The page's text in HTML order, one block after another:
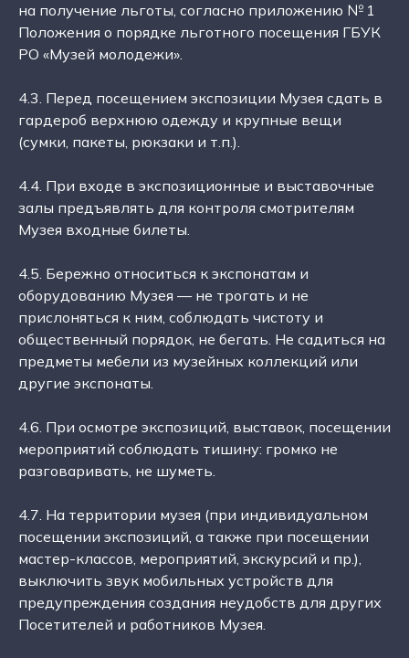
на получение льготы, согласно приложению № 1
Положения о порядке льготного посещения ГБУК
РО «Музей молодежи».
4.3. Перед посещением экспозиции Музея сдать в
гардероб верхнюю одежду и крупные вещи
(сумки, пакеты, рюкзаки и т.п.).
4.4. При входе в экспозиционные и выставочные
залы предъявлять для контроля смотрителям
Музея входные билеты.
4.5. Бережно относиться к экспонатам и
оборудованию Музея — не трогать и не
прислоняться к ним, соблюдать чистоту и
общественный порядок, не бегать. Не садиться на
предметы мебели из музейных коллекций или
другие экспонаты.
4.6. При осмотре экспозиций, выставок, посещении
мероприятий соблюдать тишину: громко не
разговаривать, не шуметь.
4.7. На территории музея (при индивидуальном
посещении экспозиций, а также при посещении
мастер-классов, мероприятий, экскурсий и пр.),
выключить звук мобильных устройств для
предупреждения создания неудобств для других
Посетителей и работников Музея.